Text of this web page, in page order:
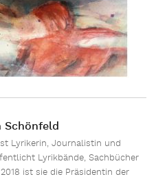
Schönfeld
Lyrikerin, Journalistin und
Lyrikbände, Sachbücher
ist sie die Präsidentin der